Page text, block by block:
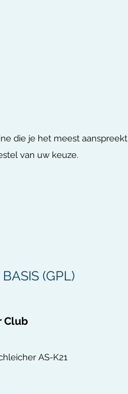
die je het meest aanspreekt
van uw keuze.
(GPL)
Club
AS-K21